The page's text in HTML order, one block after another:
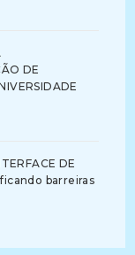
DE
DE
barreiras